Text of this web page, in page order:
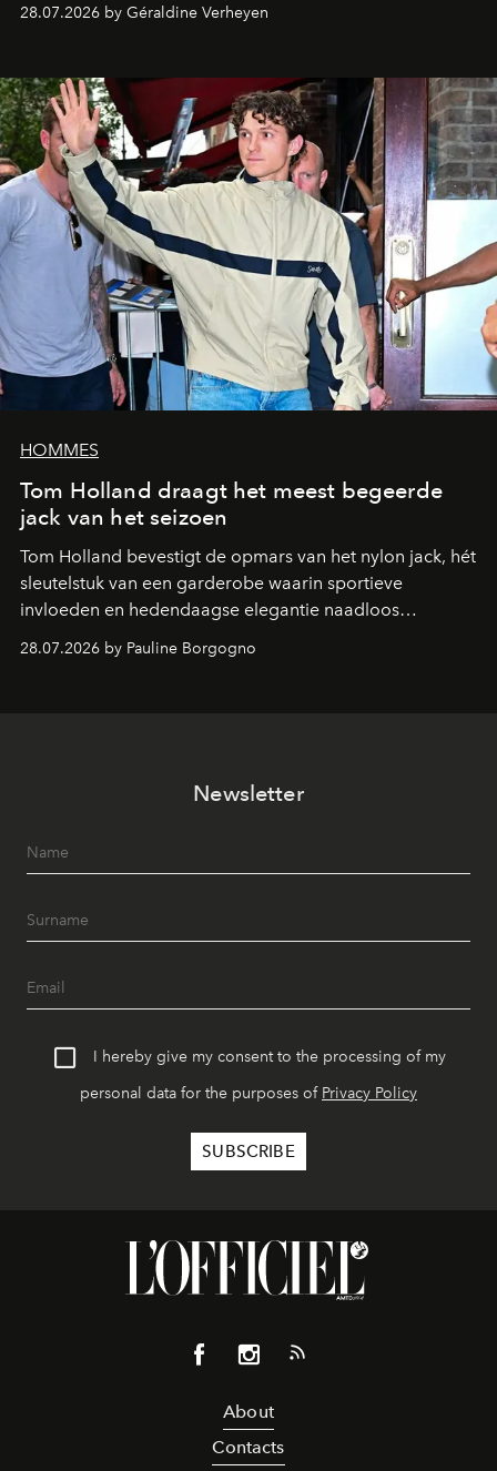
28.07.2026 by Géraldine Verheyen
HOMMES
Tom Holland draagt het meest begeerde
jack van het seizoen
Tom Holland bevestigt de opmars van het nylon jack, hét
sleutelstuk van een garderobe waarin sportieve
invloeden en hedendaagse elegantie naadloos
samenkomen.
28.07.2026 by Pauline Borgogno
Newsletter
I hereby give my consent to the processing of my
personal data for the purposes of Privacy Policy
About
Contacts